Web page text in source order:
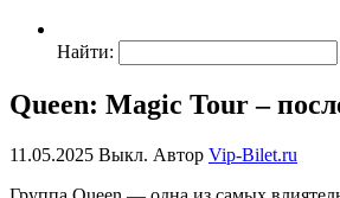
Найти:
Queen: Magic Tour –
11.05.2025 Выкл. Автор Vip-Bilet.ru